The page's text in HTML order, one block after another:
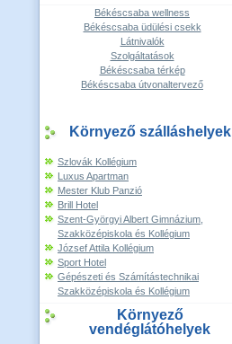
Békéscsaba wellness
Békéscsaba üdülési csekk
Látnivalók
Szolgáltatások
Békéscsaba térkép
Békéscsaba útvonaltervező
Környező szálláshelyek
Szlovák Kollégium
Luxus Apartman
Mester Klub Panzió
Brill Hotel
Szent-Györgyi Albert Gimnázium,
Szakközépiskola és Kollégium
József Attila Kollégium
Sport Hotel
Gépészeti és Számítástechnikai
Szakközépiskola és Kollégium
Környező
vendéglátóhelyek